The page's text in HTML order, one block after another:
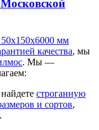
50x150x6000 мм
качества, мы
. Мы —
строганную
и сортов,